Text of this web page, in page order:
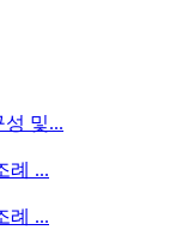
및...
례 ...
례 ...